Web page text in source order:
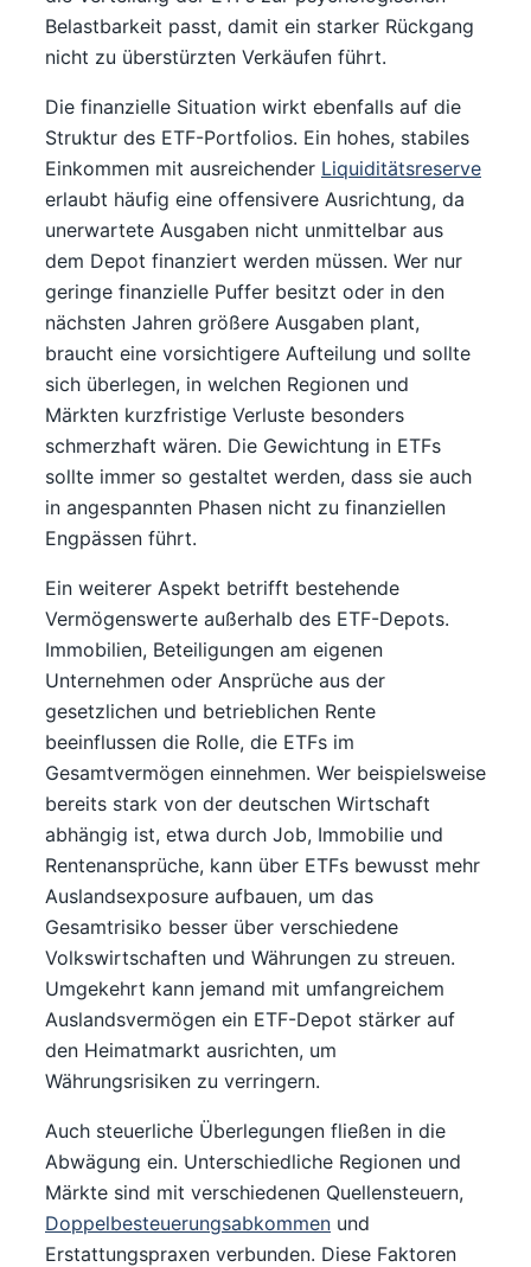
Belastbarkeit passt, damit ein starker Rückgang
nicht zu überstürzten Verkäufen führt.
Die finanzielle Situation wirkt ebenfalls auf die
Struktur des ETF-Portfolios. Ein hohes, stabiles
Einkommen mit ausreichender Liquiditätsreserve
erlaubt häufig eine offensivere Ausrichtung, da
unerwartete Ausgaben nicht unmittelbar aus
dem Depot finanziert werden müssen. Wer nur
geringe finanzielle Puffer besitzt oder in den
nächsten Jahren größere Ausgaben plant,
braucht eine vorsichtigere Aufteilung und sollte
sich überlegen, in welchen Regionen und
Märkten kurzfristige Verluste besonders
schmerzhaft wären. Die Gewichtung in ETFs
sollte immer so gestaltet werden, dass sie auch
in angespannten Phasen nicht zu finanziellen
Engpässen führt.
Ein weiterer Aspekt betrifft bestehende
Vermögenswerte außerhalb des ETF-Depots.
Immobilien, Beteiligungen am eigenen
Unternehmen oder Ansprüche aus der
gesetzlichen und betrieblichen Rente
beeinflussen die Rolle, die ETFs im
Gesamtvermögen einnehmen. Wer beispielsweise
bereits stark von der deutschen Wirtschaft
abhängig ist, etwa durch Job, Immobilie und
Rentenansprüche, kann über ETFs bewusst mehr
Auslandsexposure aufbauen, um das
Gesamtrisiko besser über verschiedene
Volkswirtschaften und Währungen zu streuen.
Umgekehrt kann jemand mit umfangreichem
Auslandsvermögen ein ETF-Depot stärker auf
den Heimatmarkt ausrichten, um
Währungsrisiken zu verringern.
Auch steuerliche Überlegungen fließen in die
Abwägung ein. Unterschiedliche Regionen und
Märkte sind mit verschiedenen Quellensteuern,
Doppelbesteuerungsabkommen und
Erstattungspraxen verbunden. Diese Faktoren